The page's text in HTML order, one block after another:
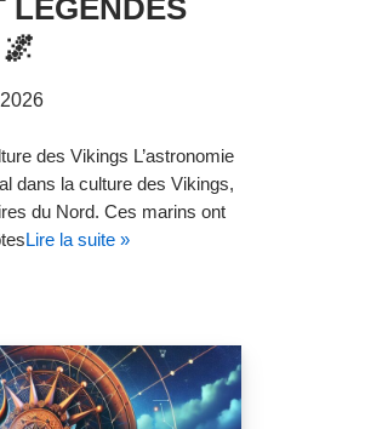
LÉGENDES
des Vikings L’astronomie
dans la culture des Vikings,
du Nord. Ces marins ont
Lire la suite »